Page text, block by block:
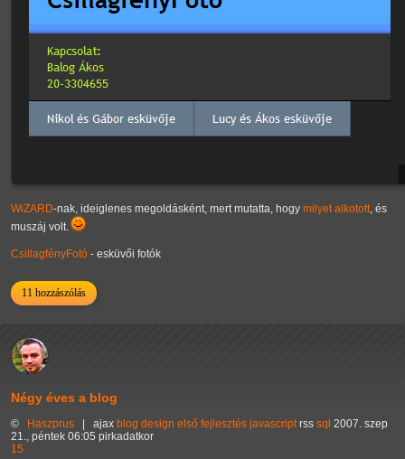
WiZARD-nak, ideiglenes megoldásként, mert mutatta, hogy milyet alkotott , és
muszáj volt.
CsillagfényFotó - esküvői fotók
11 hozzászólás
Négy éves a blog
© Haszprus | ajax blog design első fejlesztés javascript rss sql 2007. szep
21., péntek 06:05 pirkadatkor
15